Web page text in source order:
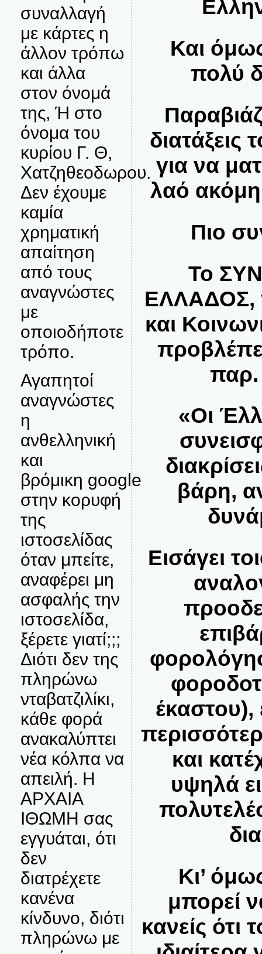
συναλλαγή
με κάρτες η
άλλον τρόπω
και άλλα
στον όνομά
της, Ή στο
όνομα του
κυρίου Γ. Θ,
Χατζηθεοδωρου.
Δεν έχουμε
καμία
χρηματική
απαίτηση
από τους
αναγνώστες
με
οποιοδήποτε
τρόπο.
Αγαπητοί
αναγνώστες
η
ανθελληνική
και
βρόμικη google
στην κορυφή
της
ιστοσελίδας
όταν μπείτε,
αναφέρει μη
ασφαλής την
ιστοσελίδα,
ξέρετε γιατί;;;
Διότι δεν της
πληρώνω
νταβατζιλίκι,
κάθε φορά
ανακαλύπτει
νέα κόλπα να
απειλή. Η
ΑΡΧΑΙΑ
ΙΘΩΜΗ σας
εγγυάται, ότι
δεν
διατρέχετε
κανένα
κίνδυνο, διότι
πληρώνω με
Και όμως
πολύ
διατάξεις
για να
λαό
Πιο
Το
ΕΛΛΑΔΟΣ,
και
παρ.
«Οι
βάρη,
Εισάγει
έκαστου),
και
υψηλά
Κι’
μπορεί
κανείς